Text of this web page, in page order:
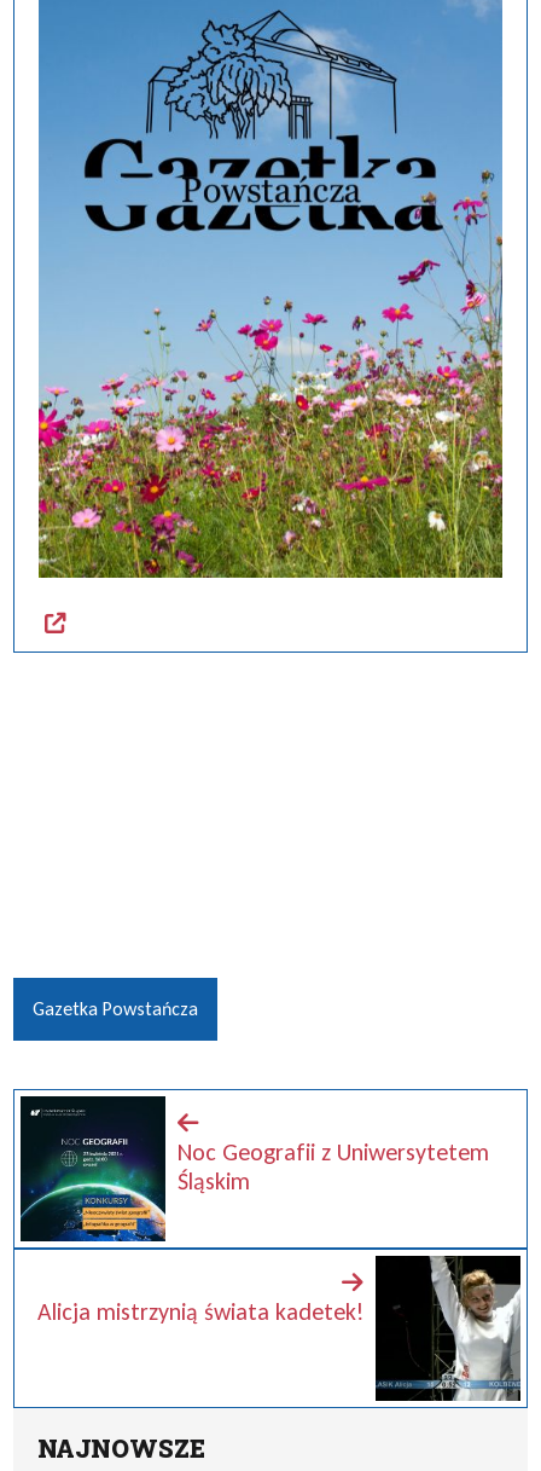
Gazetka Powstańcza
Noc Geografii z Uniwersytetem
Śląskim
Alicja mistrzynią świata kadetek!
NAJNOWSZE